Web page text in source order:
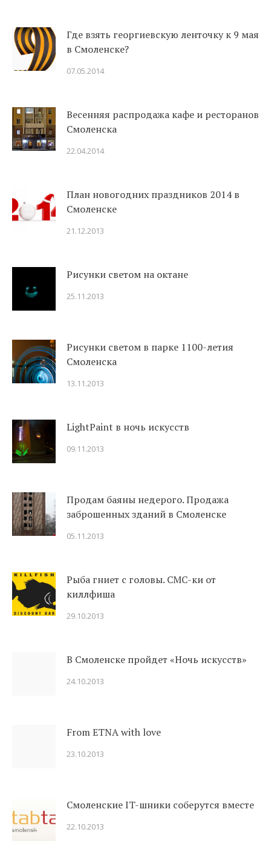
Где взять георгиевскую ленточку к 9 мая
в Смоленске?
07.05.2014
Весенняя распродажа кафе и ресторанов
Смоленска
22.04.2014
План новогодних праздников 2014 в
Смоленске
21.12.2013
Рисунки светом на октане
25.11.2013
Рисунки светом в парке 1100-летия
Смоленска
13.11.2013
LightPaint в ночь искусств
09.11.2013
Продам баяны недерого. Продажа
заброшенных зданий в Смоленске
05.11.2013
Рыба гниет с головы. СМС-ки от
киллфиша
29.10.2013
В Смоленске пройдет «Ночь искусств»
24.10.2013
From ETNA with love
23.10.2013
Смоленские IT-шники соберутся вместе
22.10.2013